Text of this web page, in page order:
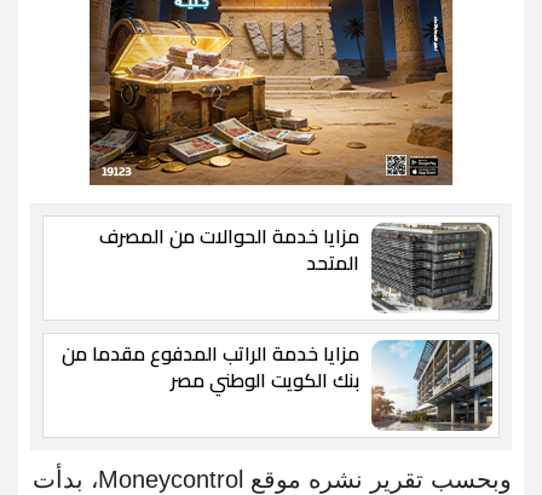
مزايا خدمة الحوالات من المصرف
المتحد
مزايا خدمة الراتب المدفوع مقدما من
بنك الكويت الوطني مصر
وبحسب تقرير نشره موقع Moneycontrol، بدأت